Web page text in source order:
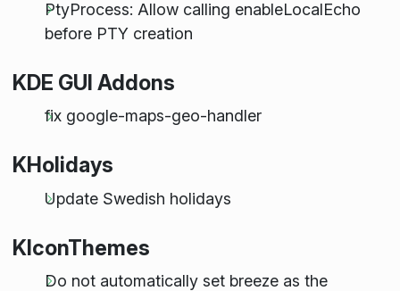
PtyProcess: Allow calling enableLocalEcho
before PTY creation
KDE GUI Addons
fix google-maps-geo-handler
KHolidays
Update Swedish holidays
KIconThemes
Do not automatically set breeze as the